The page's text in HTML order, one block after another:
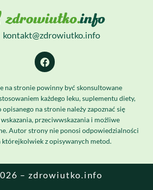
kontakt@zdrowiutko.info
na stronie powinny być skonsultowane
każdego leku, suplementu diety,
na stronie należy zapoznać się
przeciwwskazania i możliwe
Autor strony nie ponosi odpowiedzialności
którejkolwiek z opisywanych metod.
– zdrowiutko.info